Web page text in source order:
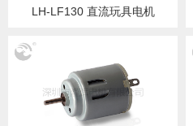
LH-LF130 直流玩具电机